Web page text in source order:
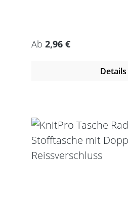
Regulärer Preis:
Ab 2,96 €
Details